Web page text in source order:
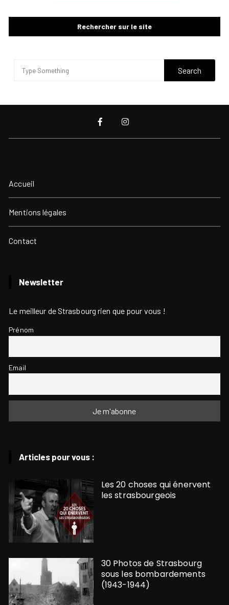
Rechercher sur le site
Accueil
Mentions légales
Contact
Newsletter
Le meilleur de Strasbourg rien que pour vous !
Prénom
Email
Articles pour vous :
Les 20 choses qui énervent
les strasbourgeois
30 Photos de Strasbourg
sous les bombardements
(1943-1944)